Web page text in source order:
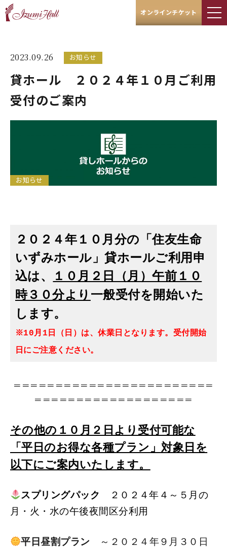
オンラインチケット
2023.09.26 お知らせ
貸ホール ２０２４年１０月ご利用
受付のご案内
お知らせ
２０２４年１０月分の「住友生命
いずみホール」貸ホールご利用申
込は、
１０月２日（月）午前１０
時３０分より 一般受付を開始いた
します。
※10月1日（日）は、休業日となります。受付開始
日にご注意ください。
＝＝＝＝＝＝＝＝＝＝＝＝＝＝＝＝＝＝＝＝＝＝＝＝
＝＝＝＝＝＝＝＝＝＝＝＝＝＝＝＝＝＝＝
その他の１０月２日より受付可能な
「平日のお得な各種プラン」対象日を
以下にご案内いたします。
スプリングパック ２０２４年４～５月の
月・火・水の午後夜間区分利用
平日昼割プラン ～２０２４年９月３０日